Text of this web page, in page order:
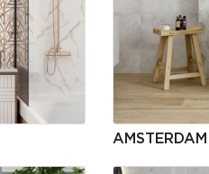
AMSTERDAM